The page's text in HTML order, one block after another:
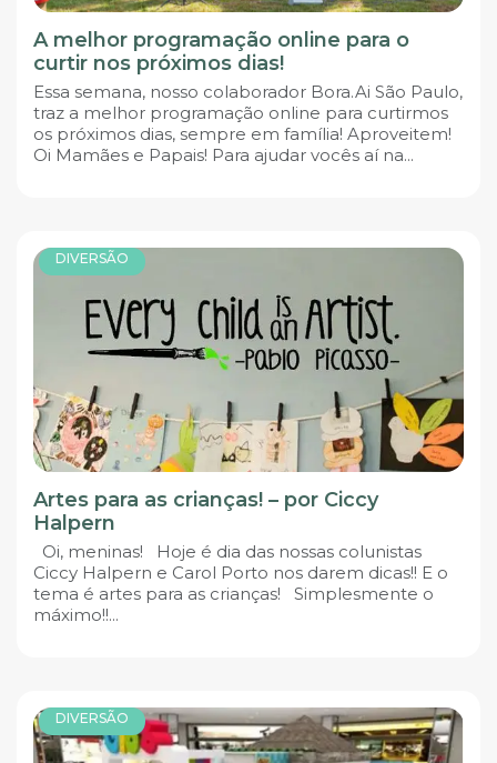
A melhor programação online para o
curtir nos próximos dias!
Essa semana, nosso colaborador Bora.Ai São Paulo,
traz a melhor programação online para curtirmos
os próximos dias, sempre em família! Aproveitem!
Oi Mamães e Papais! Para ajudar vocês aí na...
DIVERSÃO
Artes para as crianças! – por Ciccy
Halpern
Oi, meninas! Hoje é dia das nossas colunistas
Ciccy Halpern e Carol Porto nos darem dicas!! E o
tema é artes para as crianças! Simplesmente o
máximo!!...
DIVERSÃO